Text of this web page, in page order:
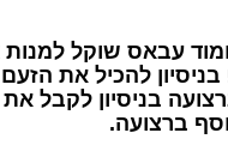
עבאס שוקל
להכיל את
בניסיון
ברצועה.